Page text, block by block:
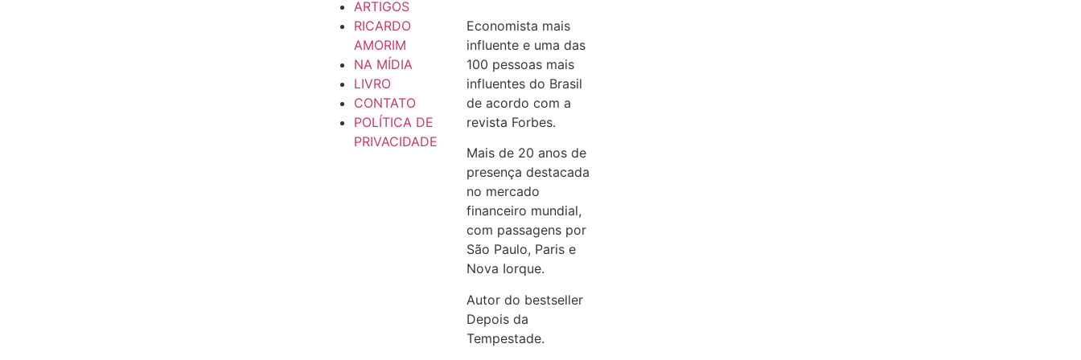
ARTIGOS
RICARDO
AMORIM
NA MÍDIA
LIVRO
CONTATO
POLÍTICA DE
PRIVACIDADE
Economista mais
influente e uma das
100 pessoas mais
influentes do Brasil
de acordo com a
revista Forbes.
Mais de 20 anos de
presença destacada
no mercado
financeiro mundial,
com passagens por
São Paulo, Paris e
Nova Iorque.
Autor do bestseller
Depois da
Tempestade.